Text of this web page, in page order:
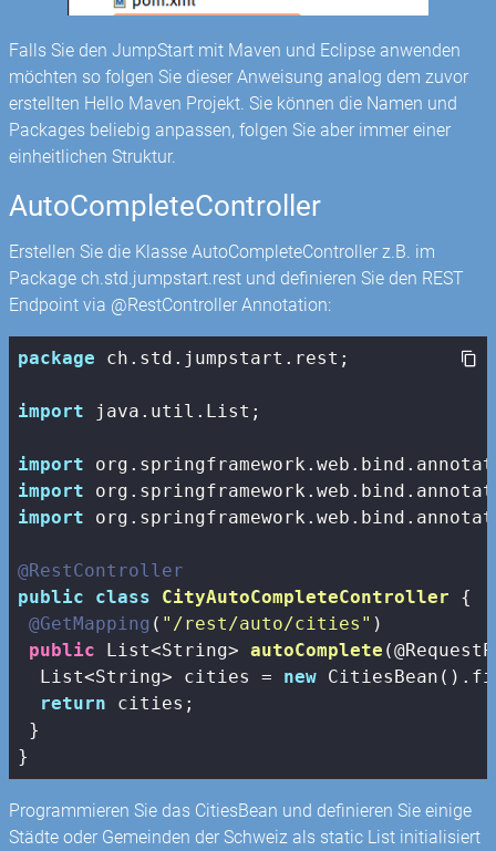
Falls Sie den JumpStart mit Maven und Eclipse anwenden
möchten so folgen Sie dieser Anweisung analog dem zuvor
erstellten Hello Maven Projekt. Sie können die Namen und
Packages beliebig anpassen, folgen Sie aber immer einer
einheitlichen Struktur.
AutoCompleteController
Erstellen Sie die Klasse AutoCompleteController z.B. im
Package ch.std.jumpstart.rest und definieren Sie den REST
Endpoint via @RestController Annotation:
package ch.std.jumpstart.rest;
import java.util.List;
import
import
import
@RestController
public
class CityAutoCompleteController
{
@GetMapping ( "/rest/auto/cities" )
public List<String> autoComplete
  List<String> cities =
new
return cities;
}
}
Programmieren Sie das CitiesBean und definieren Sie einige
Städte oder Gemeinden der Schweiz als static List initialisiert